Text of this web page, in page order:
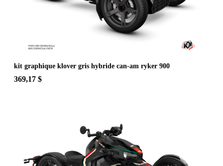
kit graphique klover gris hybride can-am ryker 900
369,17 $